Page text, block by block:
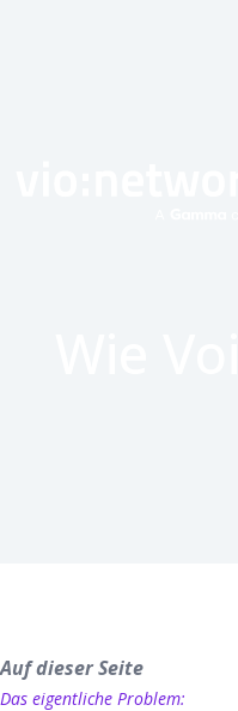
Auf dieser Seite
Das eigentliche Problem: